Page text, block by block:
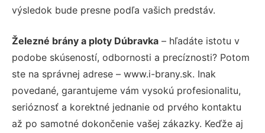
výsledok bude presne podľa vašich predstáv.
Železné brány a ploty Dúbravka – hľadáte istotu v
podobe skúseností, odbornosti a precíznosti? Potom
ste na správnej adrese – www.i-brany.sk. Inak
povedané, garantujeme vám vysokú profesionalitu,
serióznosť a korektné jednanie od prvého kontaktu
až po samotné dokončenie vašej zákazky. Keďže aj